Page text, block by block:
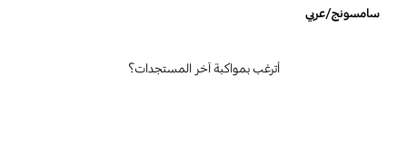
سامسونج/عربي
أترغب بمواكبة آخر المستجدات؟